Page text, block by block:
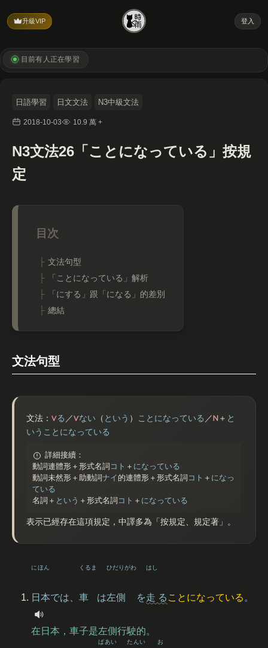
升級VIP 登入
目前有 人正在學習
日語學習 日文文法 N3中級文法
2018-10-03 10.9 萬 +
N3文法26「ことになっている」按規
定
文法句型
「ことになっている」解析
「にする」跟「になる」的差別
總結
文法句型
文法： Vる ／Vない （ という ） ことになっている ／N＋ と
いうことになっている
詳細接續：
動詞連體形＋形式名詞 コト ＋ になっている
動詞未然形＋助動詞ナイ 的連體形＋形式名詞 コト ＋ になっ
ている
名詞＋ という ＋形式名詞 コト ＋ になっている
表示已經存在這項規定，中譯多為「按規定、規定著」。
日本
にほん
では、 車
くるま
は左側
ひだりがわ
を走
はし
る ことになっている 。
在日本，車子是左側行駛的。
ばあい たんい お